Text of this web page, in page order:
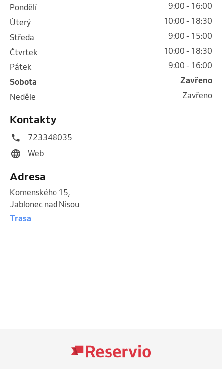
pondělí
9:00 - 16:00
úterý
10:00 - 18:30
středa
9:00 - 15:00
čtvrtek
10:00 - 18:30
pátek
9:00 - 16:00
sobota
Zavřeno
neděle
Zavřeno
Kontakty
723348035
Web
Adresa
Komenského 15,
Jablonec nad Nisou
Trasa